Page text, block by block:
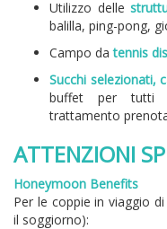
Utilizzo delle
balilla, ping-pong,
Campo datennis
Succhi selezionati,
buffet per tutti
trattamento
ATTENZIONI
Honeymoon Benefits
Per le coppie in viaggio
il soggiorno):